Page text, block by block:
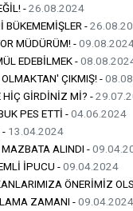
-26.08.2024
BÜKEMEMİŞLER -
MÜDÜRÜM! -
EDEBİLMEK -
ÇIKMIŞ! -
HİÇ GİRDİNİZ Mİ? -
PES ETTİ -04.06.2024
- 13.04.2024
ALINDI -
İPUCU -09.04.2024
ÖNERİMİZ
ZAMANI -09.04.2024